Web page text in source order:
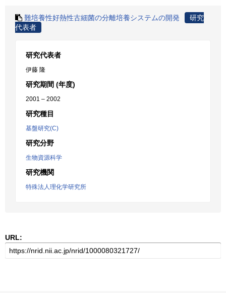
難培養性好熱性古細菌の分離培養システムの開発
研究
代表者
研究代表者
伊藤 隆
研究期間 (年度)
2001 – 2002
研究種目
基盤研究(C)
研究分野
生物資源科学
研究機関
特殊法人理化学研究所
URL: